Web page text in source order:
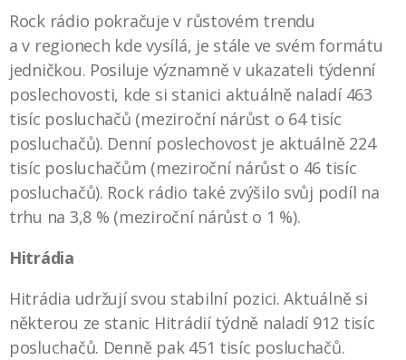
Rock rádio pokračuje v růstovém trendu
a v regionech kde vysílá, je stále ve svém formátu
jedničkou. Posiluje významně v ukazateli týdenní
poslechovosti, kde si stanici aktuálně naladí 463
tisíc posluchačů (meziroční nárůst o 64 tisíc
posluchačů). Denní poslechovost je aktuálně 224
tisíc posluchačům (meziroční nárůst o 46 tisíc
posluchačů). Rock rádio také zvýšilo svůj podíl na
trhu na 3,8 % (meziroční nárůst o 1 %).
Hitrádia
Hitrádia udržují svou stabilní pozici. Aktuálně si
některou ze stanic Hitrádií týdně naladí 912 tisíc
posluchačů. Denně pak 451 tisíc posluchačů.